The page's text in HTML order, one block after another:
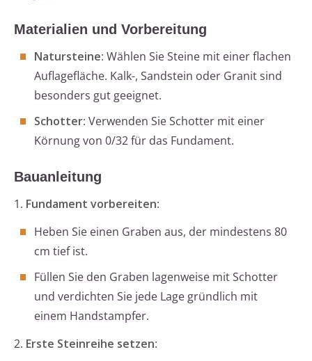
Materialien und Vorbereitung
Natursteine: Wählen Sie Steine mit einer flachen
Auflagefläche. Kalk-, Sandstein oder Granit sind
besonders gut geeignet.
Schotter: Verwenden Sie Schotter mit einer
Körnung von 0/32 für das Fundament.
Bauanleitung
1. Fundament vorbereiten:
Heben Sie einen Graben aus, der mindestens 80
cm tief ist.
Füllen Sie den Graben lagenweise mit Schotter
und verdichten Sie jede Lage gründlich mit
einem Handstampfer.
2. Erste Steinreihe setzen: